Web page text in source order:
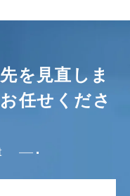
を見直しま
任せくださ